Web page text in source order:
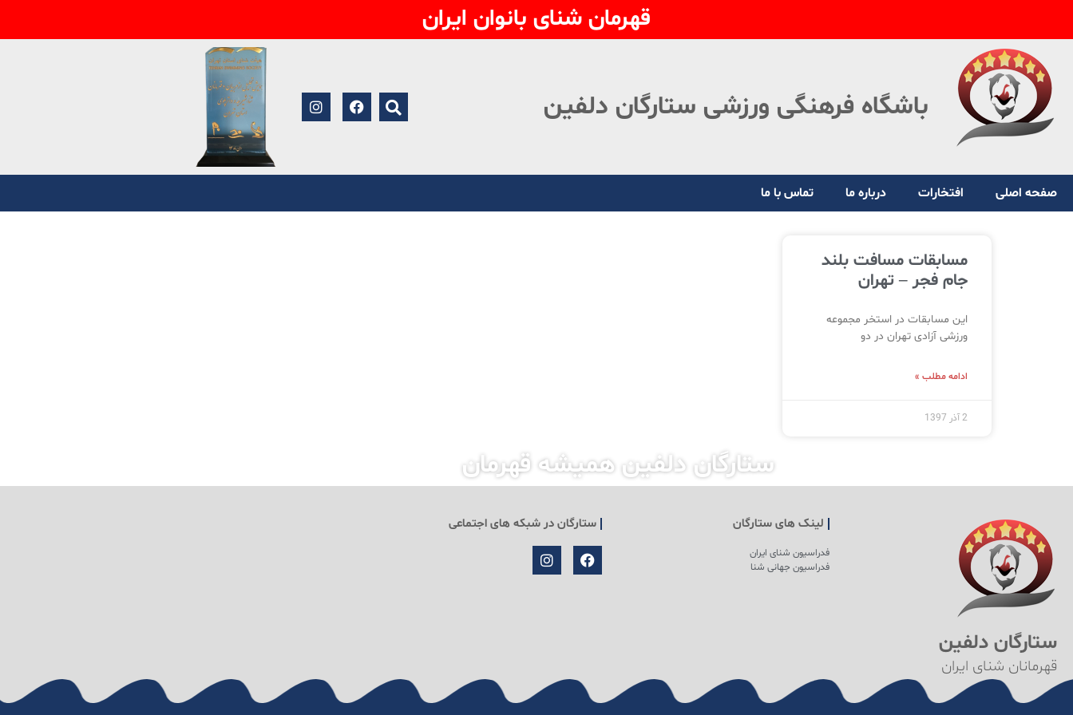
قهرمان شنای بانوان ایران
باشگاه فرهنگی ورزشی ستارگان دلفین
صفحه اصلی افتخارات درباره ما تماس با ما
مسابقات مسافت بلند
جام فجر – تهران
این مسابقات در استخر مجموعه
ورزشی آزادی تهران در دو
ادامه مطلب »
2 آذر 1397
ستارگان دلفین همیشه قهرمان
ستارگان دلفین
قهرمانان شنای ایران
لینک های ستارگان
فدراسیون شنای ایران
فدراسیون جهانی شنا
ستارگان در شبکه های اجتماعی